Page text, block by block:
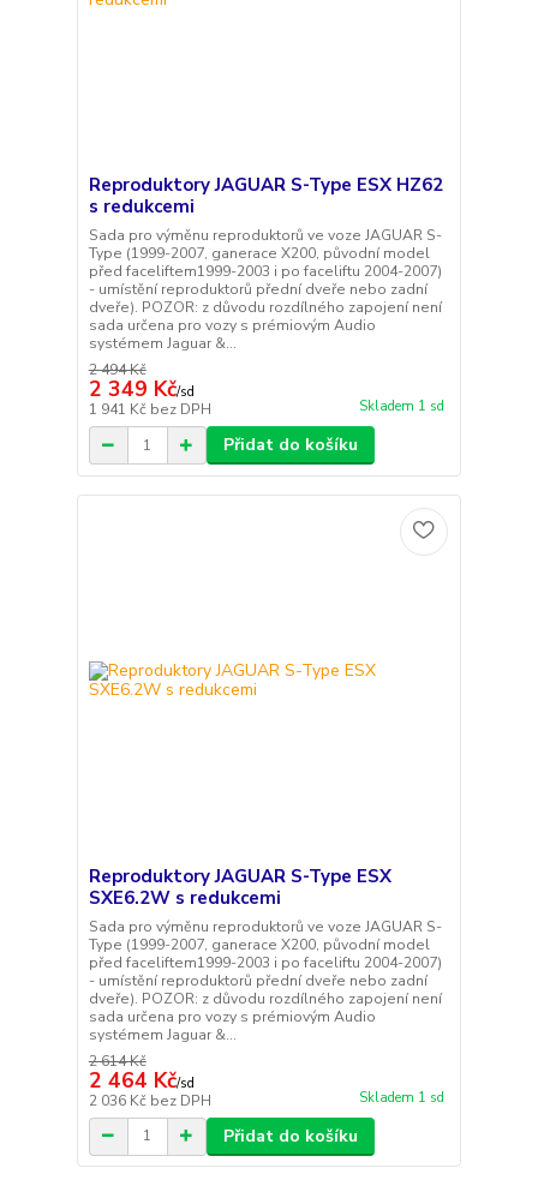
Reproduktory JAGUAR S-Type ESX HZ62
s redukcemi
Sada pro výměnu reproduktorů ve voze JAGUAR S-
Type (1999-2007, ganerace X200, původní model
před faceliftem1999-2003 i po faceliftu 2004-2007)
- umístění reproduktorů přední dveře nebo zadní
dveře). POZOR: z důvodu rozdílného zapojení není
sada určena pro vozy s prémiovým Audio
systémem Jaguar &...
2 494 Kč
2 349 Kč/sd
1 941 Kč bez DPH Skladem 1 sd
Přidat do košíku
Reproduktory JAGUAR S-Type ESX
SXE6.2W s redukcemi
Sada pro výměnu reproduktorů ve voze JAGUAR S-
Type (1999-2007, ganerace X200, původní model
před faceliftem1999-2003 i po faceliftu 2004-2007)
- umístění reproduktorů přední dveře nebo zadní
dveře). POZOR: z důvodu rozdílného zapojení není
sada určena pro vozy s prémiovým Audio
systémem Jaguar &...
2 614 Kč
2 464 Kč/sd
2 036 Kč bez DPH Skladem 1 sd
Přidat do košíku